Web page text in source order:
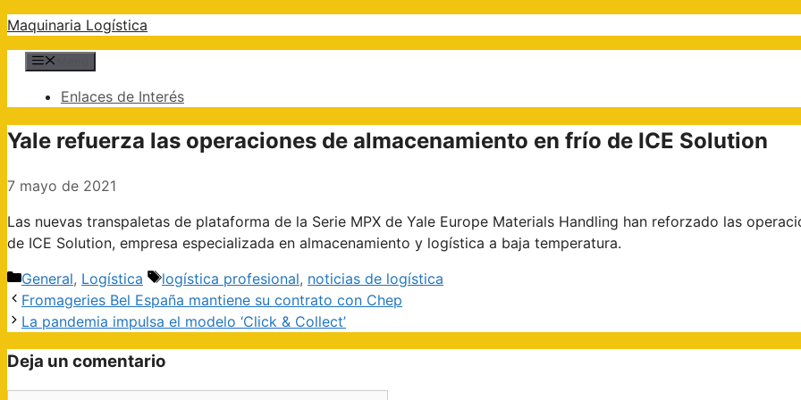
Saltar
al
contenido
Maquinaria Logística
Enlaces de Interés
Yale refuerza las operaciones de almacenamiento en frío de ICE Solution
7 mayo de 2021
Las nuevas transpaletas de plataforma de la Serie MPX de Yale Europe Materials Handling han reforzado las
de ICE Solution, empresa especializada en almacenamiento y logística a baja temperatura.
Categorías
General, Logística Etiquetas
logística profesional, noticias de logística
Navegación
de
Fromageries Bel España mantiene su contrato con Chep
La pandemia impulsa el modelo ‘Click & Collect’
Deja un comentario